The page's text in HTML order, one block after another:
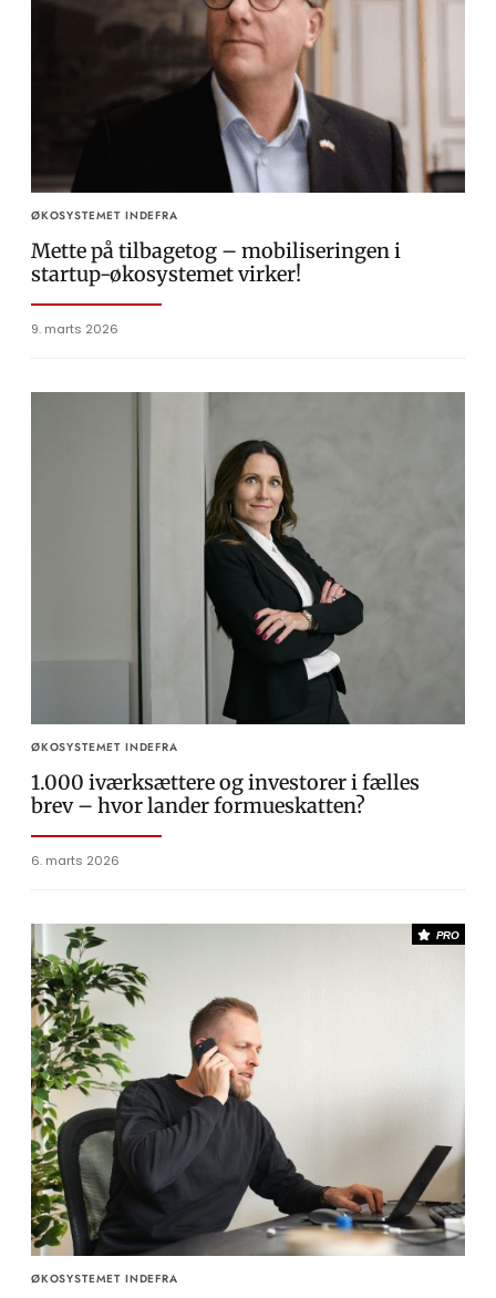
ØKOSYSTEMET INDEFRA
Mette på tilbagetog – mobiliseringen i
startup-økosystemet virker!
9. marts 2026
ØKOSYSTEMET INDEFRA
1.000 iværksættere og investorer i fælles
brev – hvor lander formueskatten?
6. marts 2026
PRO
ØKOSYSTEMET INDEFRA